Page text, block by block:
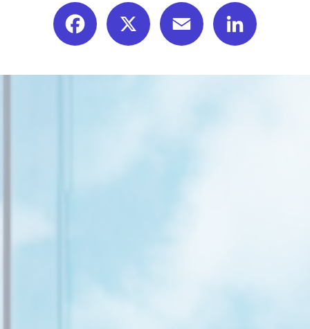
Facebook Email